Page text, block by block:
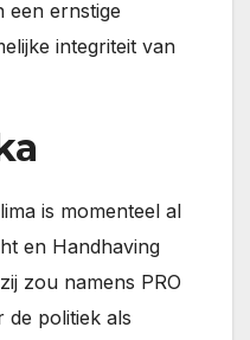
een ernstige
integriteit van
is momenteel al
en Handhaving
zou namens PRO
de politiek als